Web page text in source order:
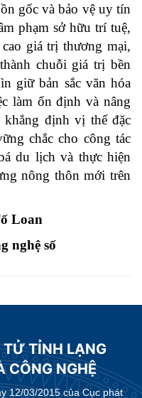
gốc và bảo vệ uy tín
phạm sở hữu trí tuệ,
giá trị thương mại,
chuỗi giá trị bền
giữ bản sắc văn hóa
làm ổn định và nâng
định vị thế đặc
chắc cho công tác
du lịch và thực hiện
nông thôn mới trên
Loan
nghệ số
TỈNH LẠNG
CÔNG NGHỆ
12/03/2015 của Cục phát